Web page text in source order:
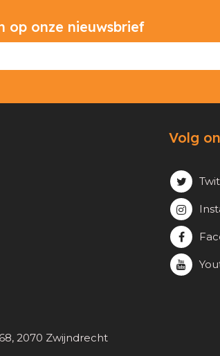
op onze nieuwsbrief
Volg
2070 Zwijndrecht